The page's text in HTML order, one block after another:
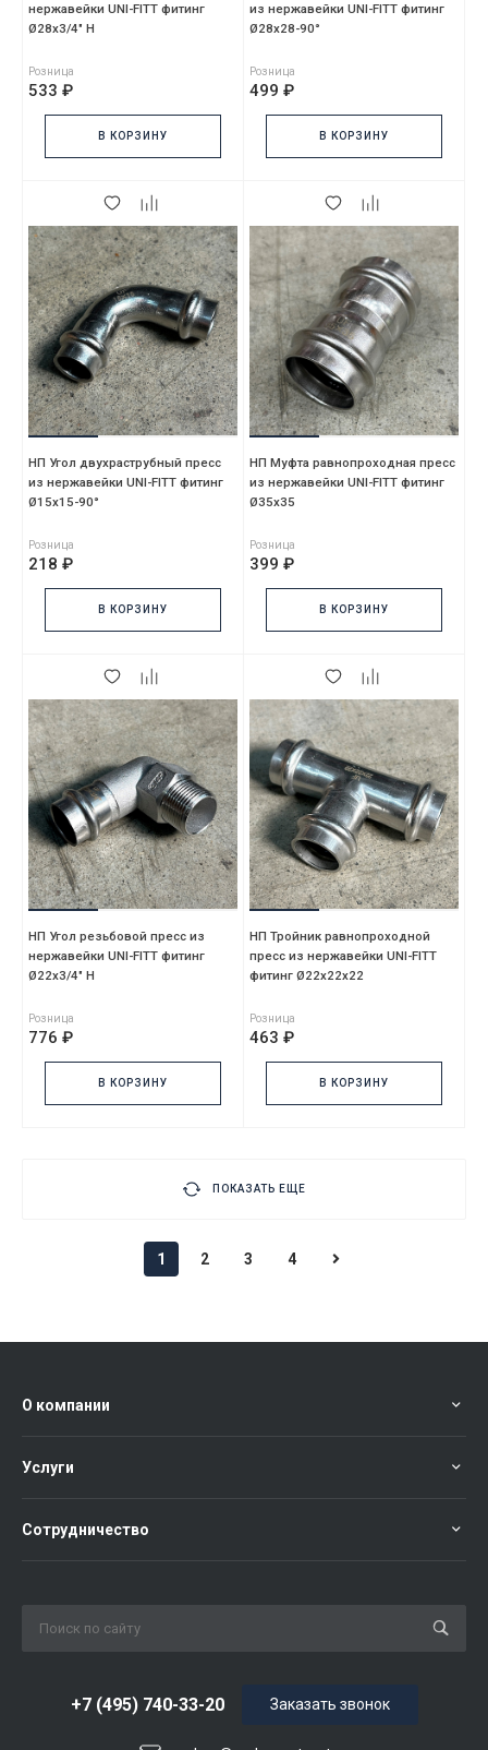
нержавейки UNI-FITT фитинг
Ø28x3/4" Н
Розница
533 ₽
В КОРЗИНУ
из нержавейки UNI-FITT фитинг
Ø28х28-90°
Розница
499 ₽
В КОРЗИНУ
НП Угол двухраструбный пресс
из нержавейки UNI-FITT фитинг
Ø15х15-90°
Розница
218 ₽
В КОРЗИНУ
НП Муфта равнопроходная пресс
из нержавейки UNI-FITT фитинг
Ø35x35
Розница
399 ₽
В КОРЗИНУ
НП Угол резьбовой пресс из
нержавейки UNI-FITT фитинг
Ø22x3/4" Н
Розница
776 ₽
В КОРЗИНУ
НП Тройник равнопроходной
пресс из нержавейки UNI-FITT
фитинг Ø22х22х22
Розница
463 ₽
В КОРЗИНУ
ПОКАЗАТЬ ЕЩЕ
1 2 3 4
О компании
Услуги
Сотрудничество
+7 (495) 740-33-20 Заказать звонок